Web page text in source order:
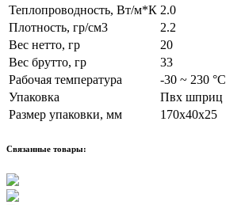
Теплопроводность, Вт/м*К 2.0
Плотность, гр/см3
2.2
Вес нетто, гр
20
Вес брутто, гр
33
Рабочая температура
-30 ~ 230 °C
Упаковка
Пвх шприц
Размер упаковки, мм
170х40х25
Связанные товары: